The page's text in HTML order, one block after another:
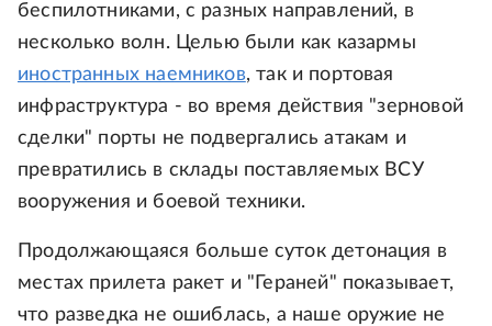
беспилотниками, с разных направлений, в
несколько волн. Целью были как казармы
иностранных наемников, так и портовая
инфраструктура - во время действия "зерновой
сделки" порты не подвергались атакам и
превратились в склады поставляемых ВСУ
вооружения и боевой техники.
Продолжающаяся больше суток детонация в
местах прилета ракет и "Гераней" показывает,
что разведка не ошиблась, а наше оружие не